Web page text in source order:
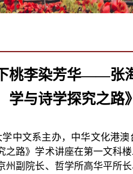
桃李染芳华——张
学与诗学探究之路
学中文系主办，中华文化港
之路》学术讲座在第一文科
州副院长、哲学所高华平所